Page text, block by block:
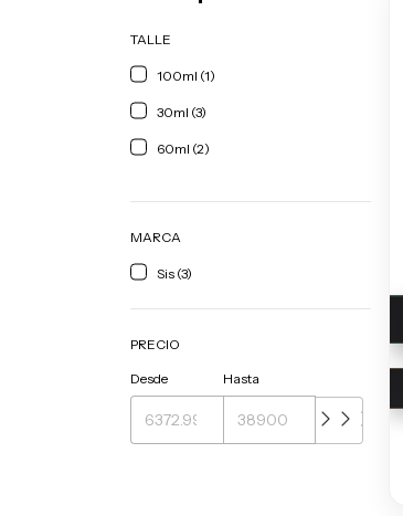
TALLE
100ml (1)
30ml (3)
60ml (2)
MARCA
Sis (3)
PRECIO
Desde Hasta